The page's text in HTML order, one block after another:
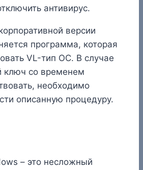
антивирус.
версии
программа, которая
VL-тип ОС. В случае
ключ со временем
необходимо
описанную процедуру.
– это несложный